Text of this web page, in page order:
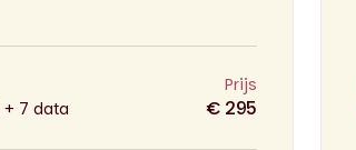
+ 7 data
Prijs
€ 295